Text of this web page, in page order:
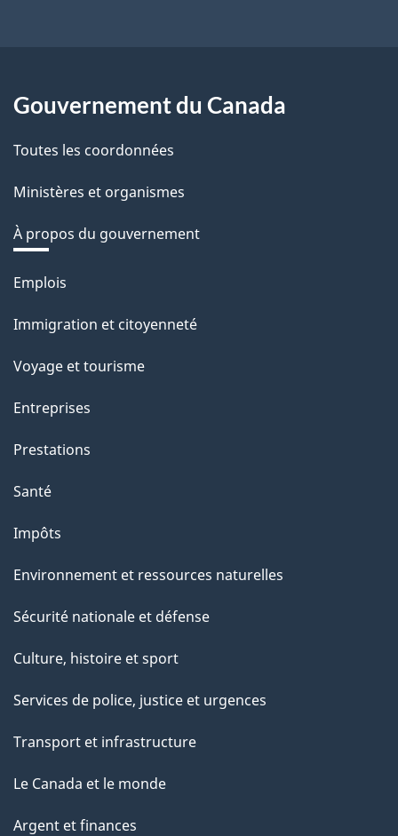
Gouvernement du Canada
Toutes les coordonnées
Ministères et organismes
À propos du gouvernement
Thèmes
sujets
Emplois
Immigration et citoyenneté
Voyage et tourisme
Entreprises
Prestations
Santé
Impôts
Environnement et ressources naturelles
Sécurité nationale et défense
Culture, histoire et sport
Services de police, justice et urgences
Transport et infrastructure
Le Canada et le monde
Argent et finances